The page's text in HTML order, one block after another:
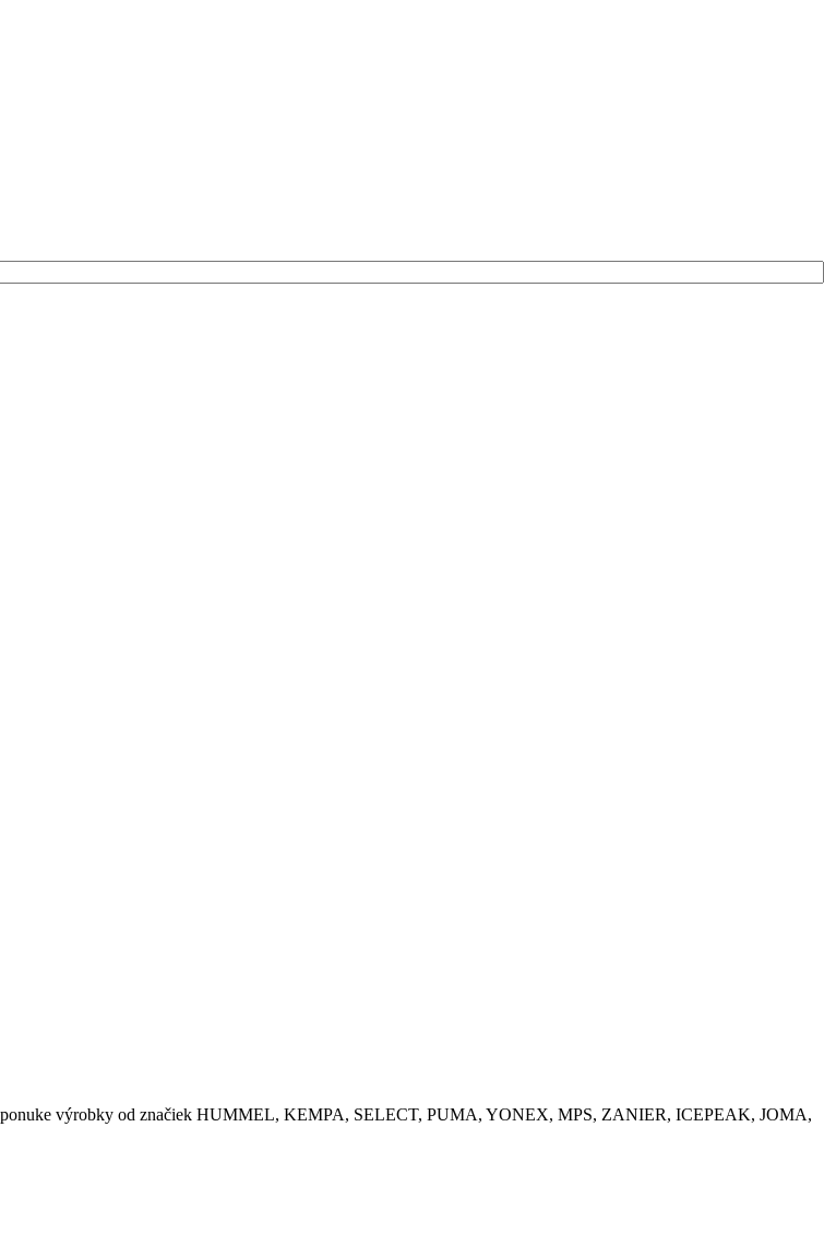
ponuke výrobky od značiek HUMMEL, KEMPA, SELECT, PUMA, YONEX, MPS, ZANIER, ICEPEAK, JOMA,